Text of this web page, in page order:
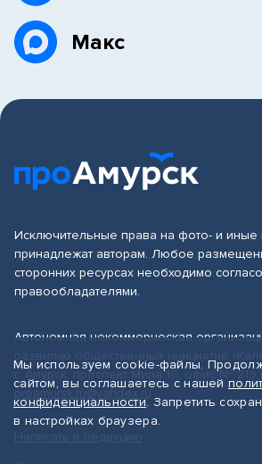
Макс
Исключительные права на фото- и иные
принадлежат авторам. Любое
сторонних ресурсах необходимо
правообладателями.
Автономная некоммерческая
г. Амурск, проспект Мира 19, офис № 219
proamursk.ru@yandex.ru
Мы используем cookie-файлы.
сайтом, вы соглашаетесь с нашей
конфиденциальности. Запретить
в настройках браузера.